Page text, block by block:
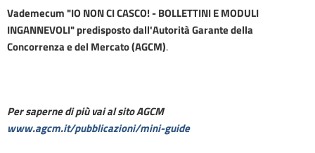
Vademecum "IO NON CI CASCO! - BOLLETTINI E MODULI
INGANNEVOLI" predisposto dall'Autorità Garante della
Concorrenza e del Mercato (AGCM).
Per saperne di più vai al sito AGCM
www.agcm.it/pubblicazioni/mini-guide